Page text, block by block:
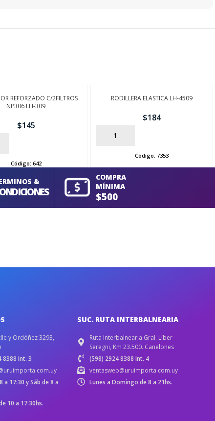
REFORZADO C/2FILTROS
NP306 LH-309
$145
Código: 642
RODILLERA ELASTICA LH-4509
$184
AÑADIR
Código: 7353
&
COMPRA
MÍNIMA
$500
y Ordóñez 3293,
8388 Int. 3
a 17:30 y Sáb de 8 a
10 a 17:30hs.
SUC. RUTA INTERBALNEARIA
Ruta Interbalnearia Gral. Líber
Seregni, Km 23.500. Canelones
(598) 2924 8388 Int. 4
ventasweb@uruimporta.com.uy
Lunes a Domingo de 8 a 21hs.